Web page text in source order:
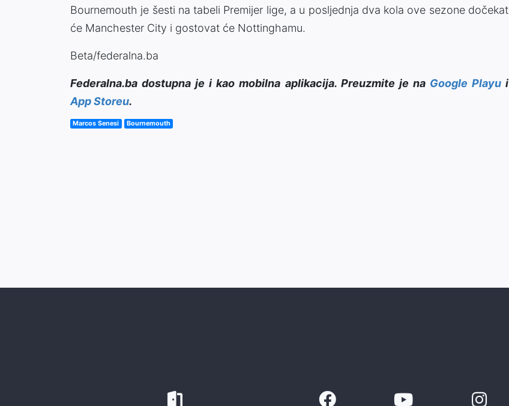
Bournemouth je šesti na tabeli Premijer lige, a u posljednja dva kola ove sezone dočekat
će Manchester City i gostovat će Nottinghamu.
Beta/federalna.ba
Federalna.ba dostupna je i kao mobilna aplikacija. Preuzmite je na Google Playui
App Storeu.
Marcos Senesi Bournemouth